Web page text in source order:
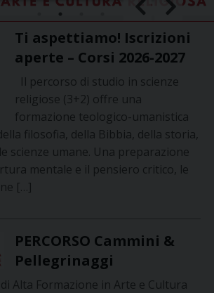
Ti aspettiamo! Iscrizioni
aperte – Corsi 2026-2027
Il percorso di studio in scienze
religiose (3+2) offre una
formazione teologico-umanistica
filosofia, della Bibbia, della storia,
scienze umane. Una preparazione
mentale e il pensiero critico, le
[…]
PERCORSO Cammini &
Pellegrinaggi
di Alta Formazione in Arte e Cultura